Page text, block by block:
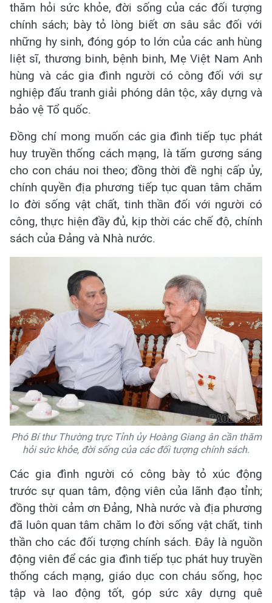
thăm hỏi sức khỏe, đời sống của các đối tượng
chính sách; bày tỏ lòng biết ơn sâu sắc đối với
những hy sinh, đóng góp to lớn của các anh hùng
liệt sĩ, thương binh, bệnh binh, Mẹ Việt Nam Anh
hùng và các gia đình người có công đối với sự
nghiệp đấu tranh giải phóng dân tộc, xây dựng và
bảo vệ Tổ quốc.
Đồng chí mong muốn các gia đình tiếp tục phát
huy truyền thống cách mạng, là tấm gương sáng
cho con cháu noi theo; đồng thời đề nghị cấp ủy,
chính quyền địa phương tiếp tục quan tâm chăm
lo đời sống vật chất, tinh thần đối với người có
công, thực hiện đầy đủ, kịp thời các chế độ, chính
sách của Đảng và Nhà nước.
Phó Bí thư Thường trực Tỉnh ủy Hoàng Giang ân cần thăm
hỏi sức khỏe, đời sống của các đối tượng chính sách.
Các gia đình người có công bày tỏ xúc động
trước sự quan tâm, động viên của lãnh đạo tỉnh;
đồng thời cảm ơn Đảng, Nhà nước và địa phương
đã luôn quan tâm chăm lo đời sống vật chất, tinh
thần cho các đối tượng chính sách. Đây là nguồn
động viên để các gia đình tiếp tục phát huy truyền
thống cách mạng, giáo dục con cháu sống, học
tập và lao động tốt, góp sức xây dựng quê